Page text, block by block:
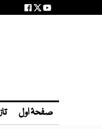
صفحۂ اول